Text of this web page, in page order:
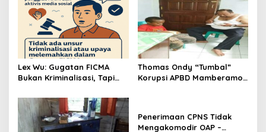
Lex Wu: Gugatan FICMA
Bukan Kriminalisasi, Tapi
Ilmiah!
Thomas Ondy “Tumbal”
Korupsi APBD Mamberamo
Penerimaan CPNS Tidak
Mengakomodir OAP –